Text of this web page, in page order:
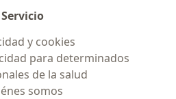
Servicio
y cookies
para determinados
de la salud
somos